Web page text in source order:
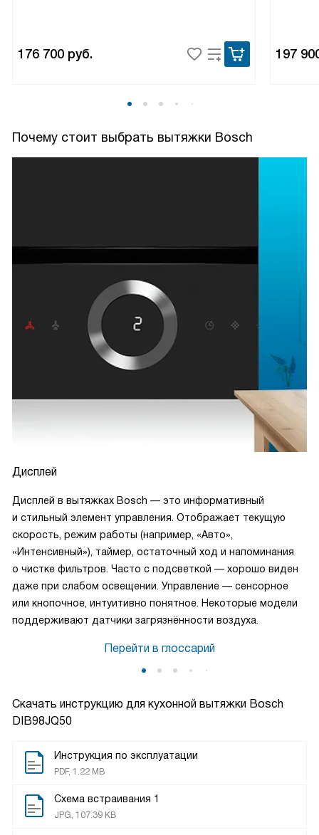
Скачать инструкцию для кухонной вытяжки Bosch
DIB98JQ50
Инструкция по эксплуатации
PDF, 1.22 MB
Схема встраивания 1
JPG, 107.39 KB
176 700 руб. 197
Почему стоит выбрать вытяжки Bosch
Дисплей
Дисплей в вытяжках Bosch — это информативный
и стильный элемент управления. Отображает текущую
скорость, режим работы (например, «Авто»,
«Интенсивный»), таймер, остаточный ход и напоминания
о чистке фильтров. Часто с подсветкой — хорошо виден
даже при слабом освещении. Управление — сенсорное
или кнопочное, интуитивно понятное. Некоторые модели
поддерживают датчики загрязнённости воздуха.
Перейти в глоссарий